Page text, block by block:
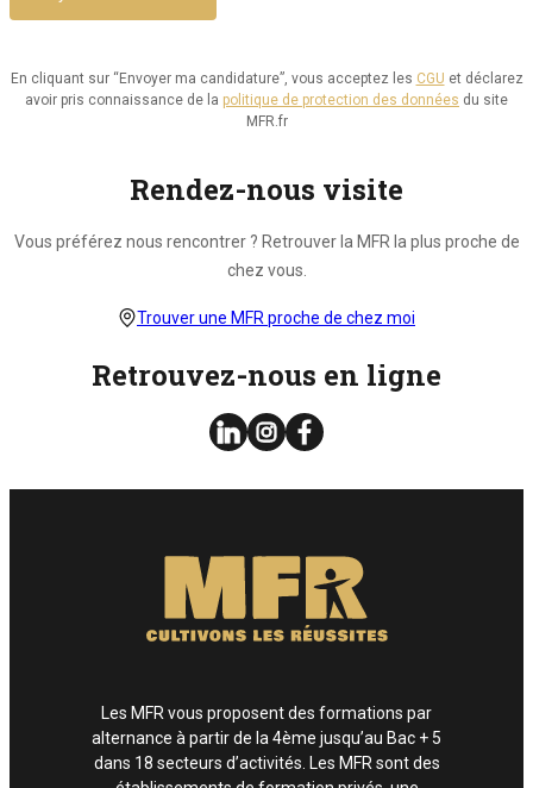
disposez d’un droit d’opposition à cette utilisation et d’effacement de ces
Vous pouvez consulter le site de la CNIL.fr ou
Vous pouvez exercer les droits ci-dessus présentés en contactant notre
Enfin, si vous estimez que vos droits informatiques et libertés ne sont pas
En cliquant sur “Envoyer ma candidature”, vous acceptez les CGU et déclarez
avoir pris connaissance de la politique de protection des données du site
MFR.fr
Rendez-nous visite
Vous préférez nous rencontrer ? Retrouver la MFR la plus proche de
chez vous.
Trouver une MFR proche de chez moi
Retrouvez-nous en ligne
Les MFR vous proposent des formations par
alternance à partir de la 4ème jusqu’au Bac + 5
dans 18 secteurs d’activités. Les MFR sont des